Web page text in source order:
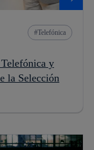
Telefónica
y
la Selección